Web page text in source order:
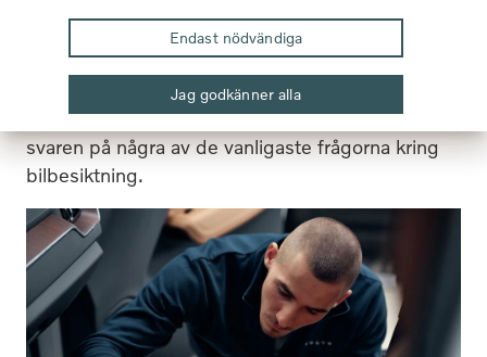
Besiktiga bilen
Att besiktiga bilen i tid är ett måste, bland annat
för att bilförsäkringen ska gälla. Här hittar du
svaren på några av de vanligaste frågorna kring
bilbesiktning.
Endast nödvändiga
Jag godkänner alla